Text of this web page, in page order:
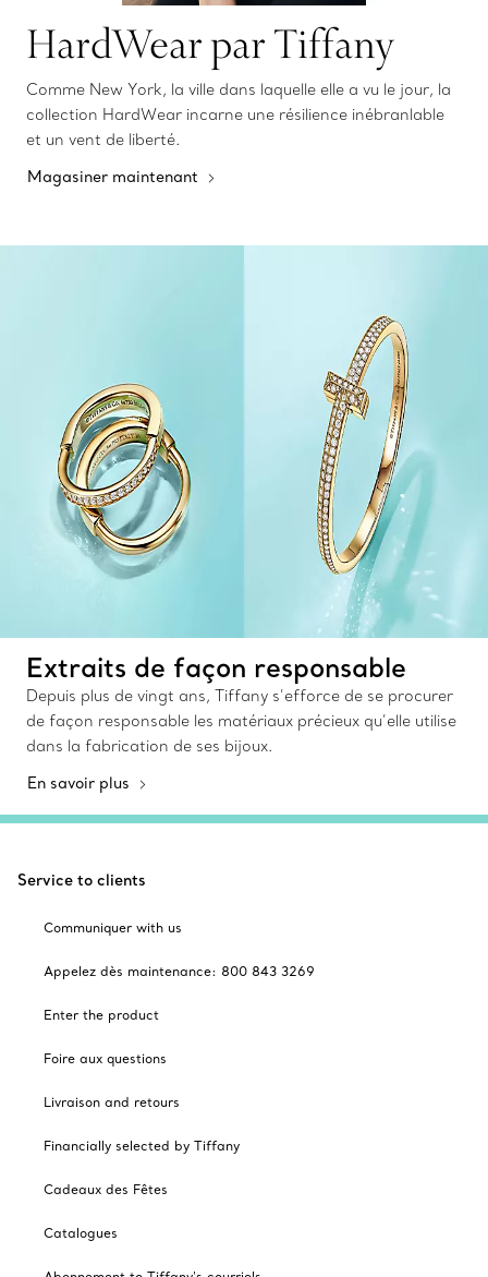
HardWear par Tiffany
Comme New York, la ville dans laquelle elle a vu le jour, la
collection HardWear incarne une résilience inébranlable
et un vent de liberté.
Magasiner maintenant
Extraits de façon responsable
Depuis plus de vingt ans, Tiffany s’efforce de se procurer
de façon responsable les matériaux précieux qu’elle utilise
dans la fabrication de ses bijoux.
En savoir plus
Service to clients
Communiquer with us
Appelez dès maintenance: 800 843 3269
Enter the product
Foire aux questions
Livraison and retours
Financially selected by Tiffany
Cadeaux des Fêtes
Catalogues